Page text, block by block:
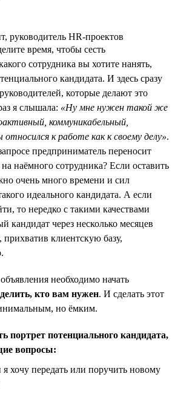
руководитель HR-проектов
время, чтобы сесть
сотрудника вы хотите нанять,
кандидата. И здесь сразу
которые делают это
я слышала: «Ну мне нужен такой же
коммуникабельный,
к работе как к своему делу».
предприниматель переносит
наёмного сотрудника? Если оставить
очень много времени и сил
идеального кандидата. А если
то нередко с такими качествами
кандидат через несколько месяцев
прихватив клиентскую базу,
необходимо начать
кто вам нужен. И сделать этот
но ёмким.
портрет потенциального кандидата,
вопросы:
я хочу передать или поручить новому